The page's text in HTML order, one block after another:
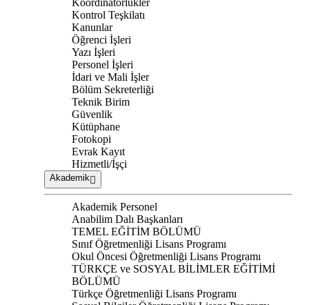
Koordinatörlükler
Kontrol Teşkilatı
Kanunlar
Öğrenci İşleri
Yazı İşleri
Personel İşleri
İdari ve Mali İşler
Bölüm Sekreterliği
Teknik Birim
Güvenlik
Kütüphane
Fotokopi
Evrak Kayıt
Hizmetli/İşçi
Akademik
Akademik Personel
Anabilim Dalı Başkanları
TEMEL EĞİTİM BÖLÜMÜ
Sınıf Öğretmenliği Lisans Programı
Okul Öncesi Öğretmenliği Lisans Programı
TÜRKÇE ve SOSYAL BİLİMLER EĞİTİMİ
BÖLÜMÜ
Türkçe Öğretmenliği Lisans Programı